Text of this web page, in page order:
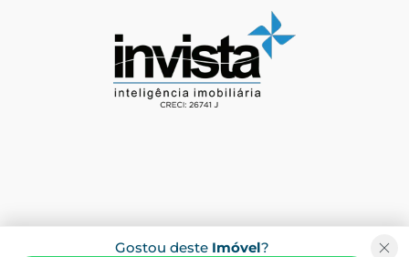
Gostou deste Imóvel?